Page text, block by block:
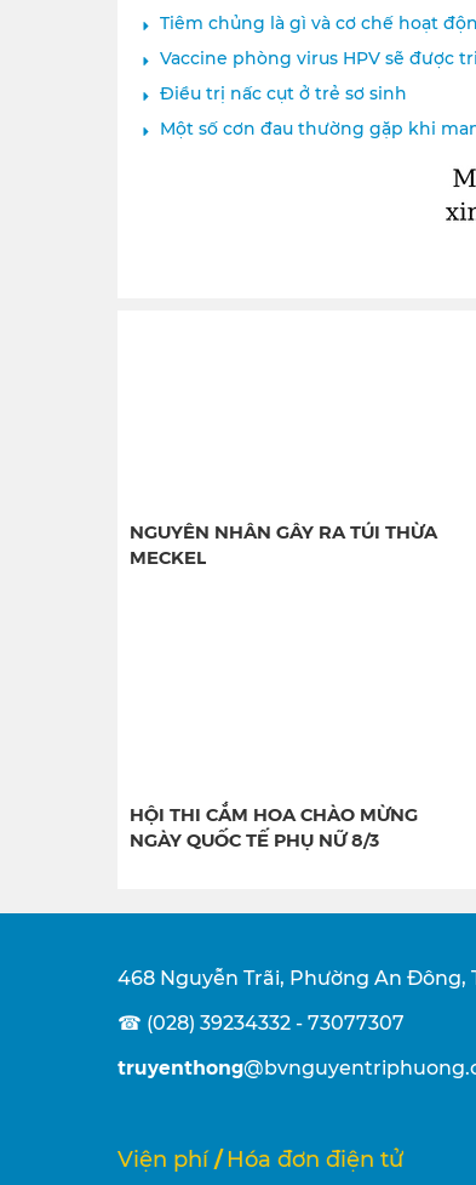
Tiêm chủng là gì và cơ chế hoạt
Vaccine phòng virus HPV sẽ được
Điều trị nấc cụt ở trẻ sơ sinh
Một số cơn đau thường gặp khi
NGUYÊN NHÂN GÂY RA TÚI THỪA
MECKEL
HỘI THI CẮM HOA CHÀO MỪNG
NGÀY QUỐC TẾ PHỤ NỮ 8/3
468 Nguyễn Trãi, Phường An Đông,
☎ (028) 39234332 - 73077307
truyenthong
Viện phí / Hóa đơn điện tử